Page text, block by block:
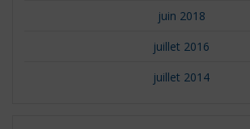
juin 2018
juillet 2016
juillet 2014